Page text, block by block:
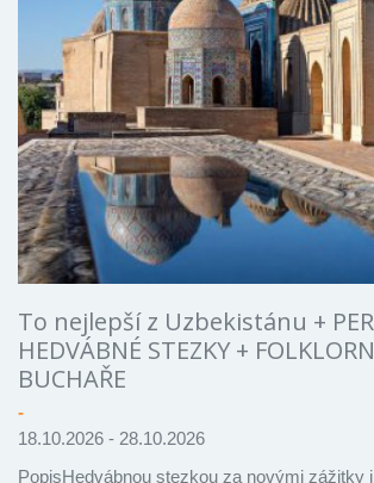
To nejlepší z Uzbekistánu +
HEDVÁBNÉ STEZKY +
BUCHAŘE
-
18.10.2026 - 28.10.2026
PopisHedvábnou stezkou za novými zážitky